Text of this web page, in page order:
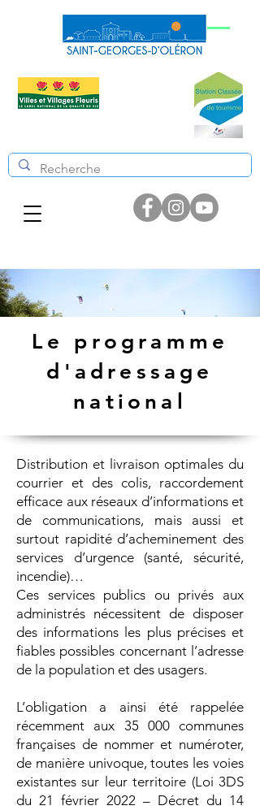
Le programme
d'adressage
national
Distribution et livraison optimales du
courrier et des colis, raccordement
efficace aux réseaux d’informations et
de communications, mais aussi et
surtout rapidité d’acheminement des
services d’urgence (santé, sécurité,
incendie)…
Ces services publics ou privés aux
administrés nécessitent de disposer
des informations les plus précises et
fiables possibles concernant l’adresse
de la population et des usagers.
L’obligation a ainsi été rappelée
récemment aux 35 000 communes
françaises de nommer et numéroter,
de manière univoque, toutes les voies
existantes sur leur territoire (Loi 3DS
du 21 février 2022 – Décret du 14